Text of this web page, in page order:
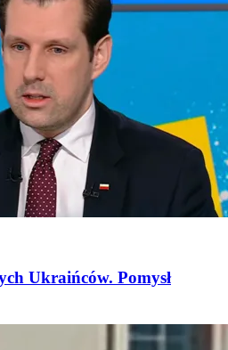
Ukraińców. Pomysł